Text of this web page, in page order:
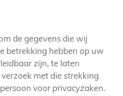
de gegevens die wij
betrekking hebben op uw
zijn, te laten
met die strekking
voor privacyzaken.